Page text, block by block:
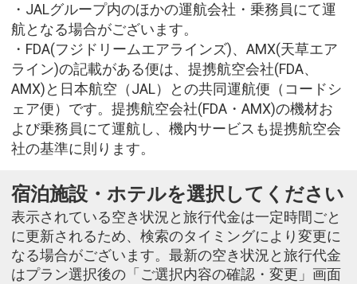
・JALグループ内のほかの運航会社・乗務員にて運
航となる場合がございます。
・FDA(フジドリームエアラインズ)、AMX(天草エア
ライン)の記載がある便は、提携航空会社(FDA、
AMX)と日本航空（JAL）との共同運航便（コードシ
ェア便）です。提携航空会社(FDA・AMX)の機材お
よび乗務員にて運航し、機内サービスも提携航空会
社の基準に則ります。
宿泊施設・ホテルを選択してください
表示されている空き状況と旅行代金は一定時間ごと
に更新されるため、検索のタイミングにより変更に
なる場合がございます。最新の空き状況と旅行代金
はプラン選択後の「ご選択内容の確認・変更」画面